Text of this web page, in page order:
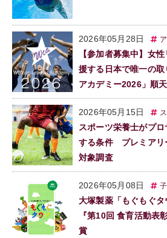
2026年05月28日
【参加者募集中】女
援する日本で唯一の
アカデミー2026」順
2026年05月15日
スポーツ栄養士がプ
する条件 プレミアリ
対象調査
2026年05月08日
大塚製薬「もぐもぐ
『第10回 食育活動表
賞